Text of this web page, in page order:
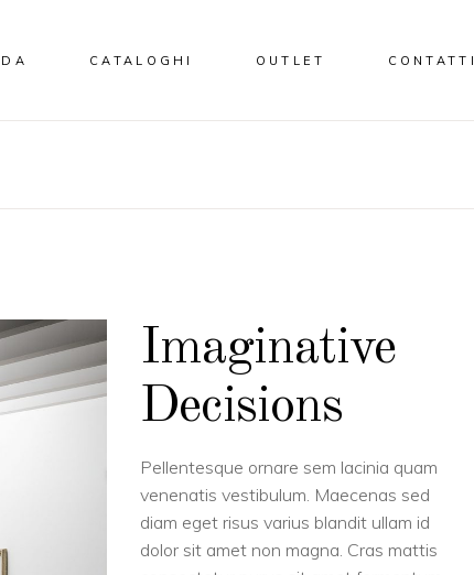
CATALOGHI OUTLET CONTATTI
Imaginative
Decisions
Pellentesque ornare sem lacinia quam
venenatis vestibulum. Maecenas sed
diam eget risus varius blandit ullam id
dolor sit amet non magna. Cras mattis